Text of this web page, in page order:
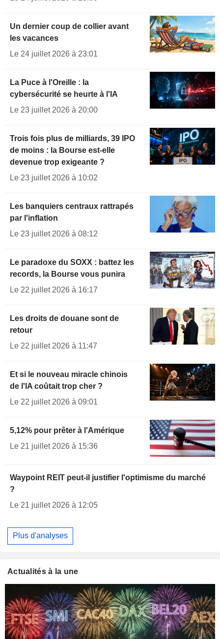
Un dernier coup de collier avant
les vacances
Le 24 juillet 2026 à 23:01
La Puce à l'Oreille : la
cybersécurité se heurte à l'IA
Le 23 juillet 2026 à 20:00
Trois fois plus de milliards, 39 IPO
de moins : la Bourse est-elle
devenue trop exigeante ?
Le 23 juillet 2026 à 10:02
Les banquiers centraux rattrapés
par l'inflation
Le 23 juillet 2026 à 08:12
Le paradoxe du SOXX : battez les
records, la Bourse vous punira
Le 22 juillet 2026 à 16:17
Les droits de douane sont de
retour
Le 22 juillet 2026 à 11:47
Et si le nouveau miracle chinois
de l'IA coûtait trop cher ?
Le 22 juillet 2026 à 09:01
5,12% pour prêter à l'Amérique
Le 21 juillet 2026 à 15:36
Waypoint REIT peut-il justifier l'optimisme du marché
?
Le 21 juillet 2026 à 12:05
Plus d'analyses
Actualités à la une